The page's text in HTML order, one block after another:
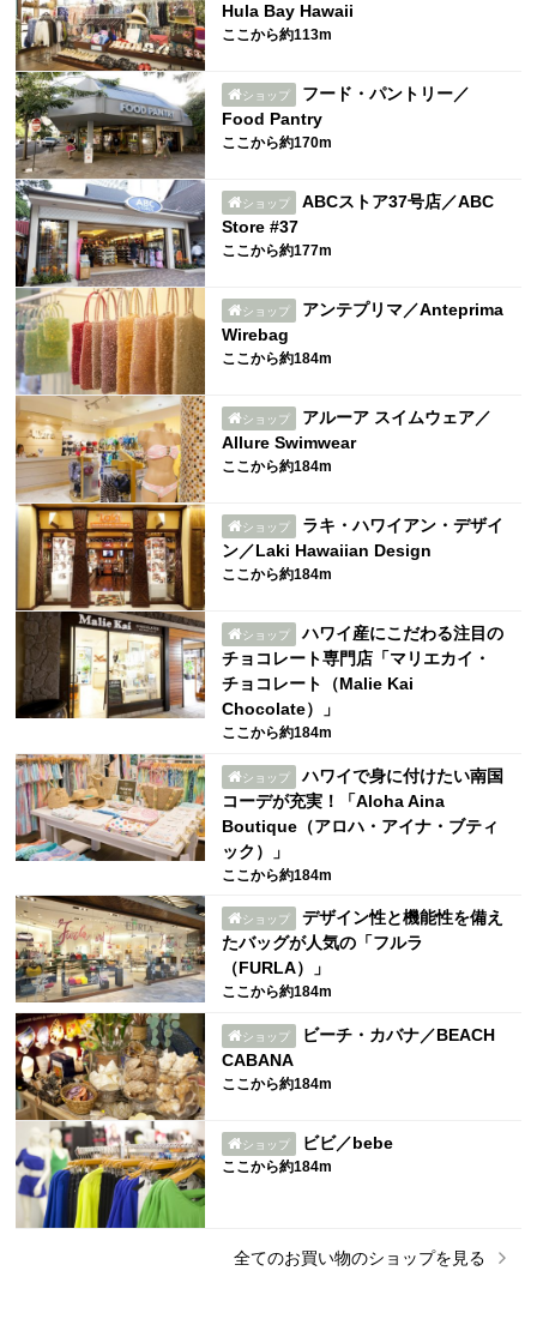
Hula Bay Hawaii
ここから約113m
ショップ
フード・パントリー／
Food Pantry
ここから約170m
ショップ
ABCストア37号店／ABC
Store #37
ここから約177m
ショップ
アンテプリマ／Anteprima
Wirebag
ここから約184m
ショップ
アルーア スイムウェア／
Allure Swimwear
ここから約184m
ショップ
ラキ・ハワイアン・デザイ
ン／Laki Hawaiian Design
ここから約184m
ショップ
ハワイ産にこだわる注目の
チョコレート専門店「マリエカイ・
チョコレート（Malie Kai
Chocolate）」
ここから約184m
ショップ
ハワイで身に付けたい南国
コーデが充実！「Aloha Aina
Boutique（アロハ・アイナ・ブティ
ック）」
ここから約184m
ショップ
デザイン性と機能性を備え
たバッグが人気の「フルラ
（FURLA）」
ここから約184m
ショップ
ビーチ・カバナ／BEACH
CABANA
ここから約184m
ショップ ビビ／bebe
ここから約184m
全てのお買い物のショップを見る